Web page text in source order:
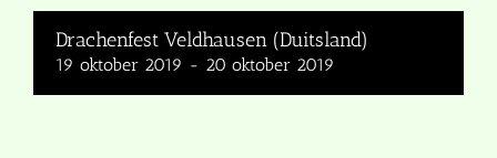
Drachenfest Veldhausen (Duitsland)
19 oktober 2019 - 20 oktober 2019